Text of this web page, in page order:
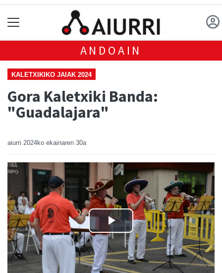
ANDOAIN
KALETXIKIKO JAIAK 2024
Gora Kaletxiki Banda:
"Guadalajara"
aiurri 2024ko ekainaren 30a